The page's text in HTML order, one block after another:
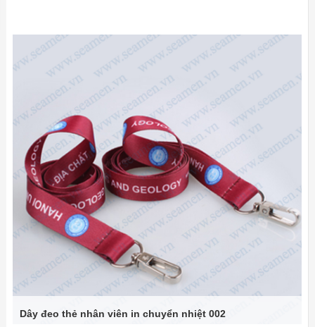
Dây đeo thẻ nhân viên in chuyển nhiệt 002